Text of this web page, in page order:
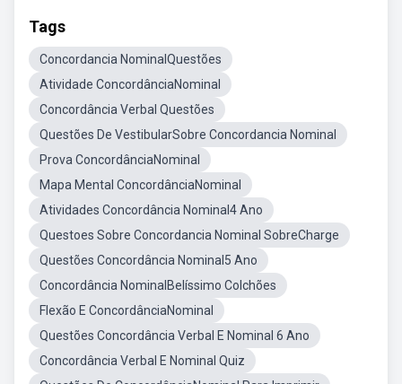
Tags
Concordancia NominalQuestões
Atividade ConcordânciaNominal
Concordância Verbal Questões
Questões De VestibularSobre Concordancia Nominal
Prova ConcordânciaNominal
Mapa Mental ConcordânciaNominal
Atividades Concordância Nominal4 Ano
Questoes Sobre Concordancia Nominal SobreCharge
Questões Concordância Nominal5 Ano
Concordância NominalBelíssimo Colchões
Flexão E ConcordânciaNominal
Questões Concordância Verbal E Nominal 6 Ano
Concordância Verbal E Nominal Quiz